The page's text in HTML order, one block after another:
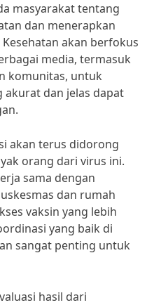
masyarakat tentang
dan menerapkan
akan berfokus
media, termasuk
komunitas, untuk
dan jelas dapat
akan terus didorong
orang dari virus ini.
sama dengan
dan rumah
vaksin yang lebih
yang baik di
sangat penting untuk
hasil dari